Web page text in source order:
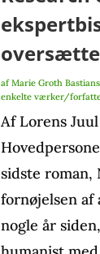
afMarie Groth
enkelte værker/
Af Lorens
sidste roman,
fornøjelsen
nogle år